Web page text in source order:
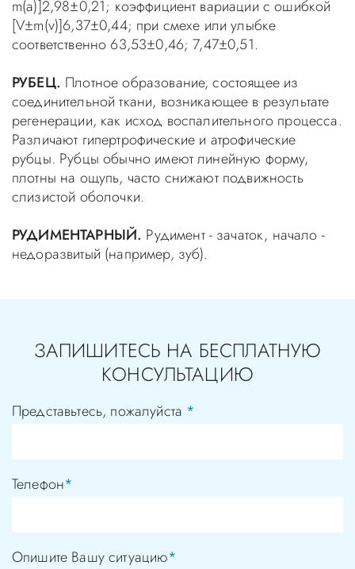
m(а)]2,98±0,21; коэффициент вариации с ошибкой
[V±m(v)]6,37±0,44; при смехе или улыбке
соответственно 63,53±0,46; 7,47±0,51.
РУБЕЦ. Плотное образование, состоящее из
соединительной ткани, возникающее в результате
регенерации, как исход воспалительного процесса.
Различают гипертрофические и атрофические
рубцы. Рубцы обычно имеют линейную форму,
плотны на ощупь, часто снижают подвижность
слизистой оболочки.
РУДИМЕНТАРНЫЙ. Рудимент - зачаток, начало -
недоразвитый (например, зуб).
ЗАПИШИТЕСЬ НА БЕСПЛАТНУЮ
КОНСУЛЬТАЦИЮ
Представьтесь, пожалуйста *
Телефон*
Опишите Вашу ситуацию*